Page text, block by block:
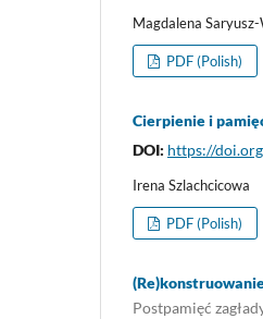
Magdalena
PDF (Polish)
Cierpienie i
DOI: https://
Irena Szlachcicowa
PDF (Polish)
Postpamięć